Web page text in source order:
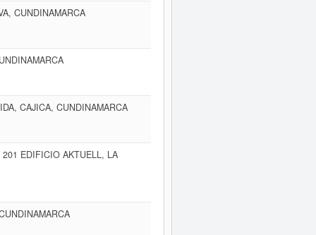
CUNDINAMARCA
CAJICA, CUNDINAMARCA
EDIFICIO AKTUELL, LA